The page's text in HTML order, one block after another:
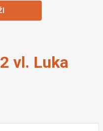
vl. Luka